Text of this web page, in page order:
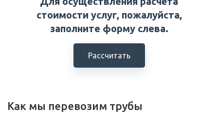
стоимости услуг, пожалуйста,
заполните форму слева.
Рассчитать
Как мы перевозим трубы